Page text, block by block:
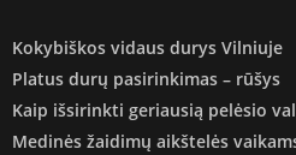
Kokybiškos vidaus durys Vilniuje
Platus durų pasirinkimas – rūšys
Kaip išsirinkti geriausią pelėsio
Medinės žaidimų aikštelės